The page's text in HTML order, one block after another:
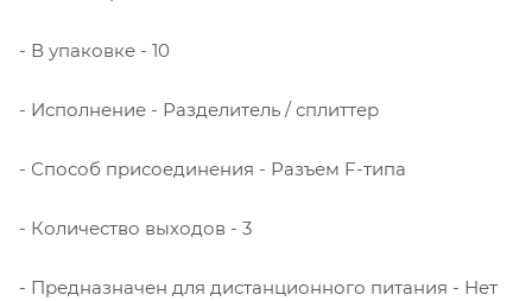
- В упаковке - 10
- Исполнение - Разделитель / сплиттер
- Способ присоединения - Разъем F-типа
- Количество выходов - 3
- Предназначен для дистанционного питания - Нет